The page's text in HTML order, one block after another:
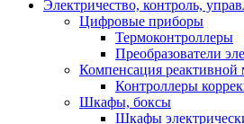
Электричество, контроль,
Цифровые приборы
Термоконтроллеры
Преобразователи
Компенсация реактивной
Контроллеры
Шкафы, боксы
Шкафы